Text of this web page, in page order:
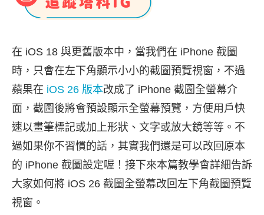
在 iOS 18 與更舊版本中，當我們在 iPhone 截圖
時，只會在左下角顯示小小的截圖預覽視窗，不過
蘋果在 iOS 26 版本改成了 iPhone 截圖全螢幕介
面，截圖後將會預設顯示全螢幕預覽，方便用戶快
速以畫筆標記或加上形狀、文字或放大鏡等等。不
過如果你不習慣的話，其實我們還是可以改回原本
的 iPhone 截圖設定喔！接下來本篇教學會詳細告訴
大家如何將 iOS 26 截圖全螢幕改回左下角截圖預覽
視窗。